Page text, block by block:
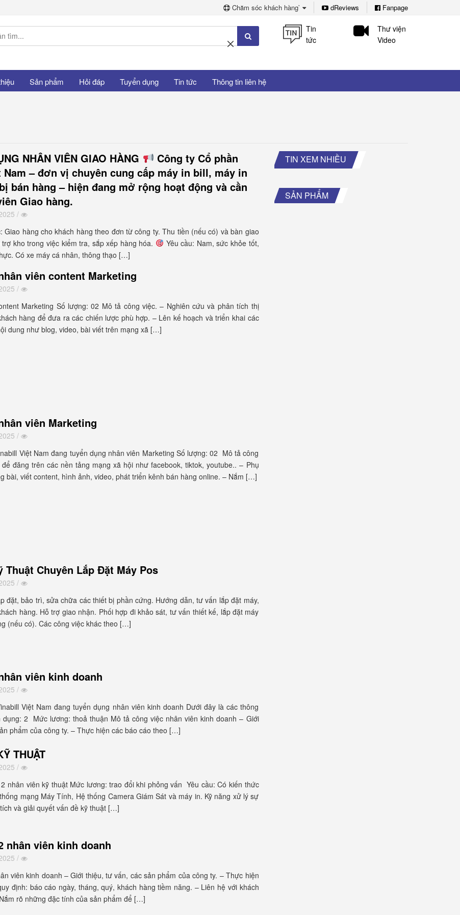
Chăm sóc khách hàng` dReviews Fanpage
Tin
tức
Thư viện
Video
Sản phẩm Hỏi đáp Tuyển dụng Tin tức Thông tin liên hệ
NHÂN VIÊN GIAO HÀNG
Công ty Cổ phần
– đơn vị chuyên cung cấp máy in bill, máy in
bán hàng – hiện đang mở rộng hoạt động và cần
Giao hàng.
/
Giao hàng cho khách hàng theo đơn từ công ty. Thu tiền (nếu có) và bàn giao
kho trong việc kiểm tra, sắp xếp hàng hóa.
Yêu cầu: Nam, sức khỏe tốt,
Có xe máy cá nhân, thông thạo […]
viên content Marketing
/
Marketing Số lượng: 02 Mô tả công việc. – Nghiên cứu và phân tích thị
hàng để đưa ra các chiến lược phù hợp. – Lên kế hoạch và triển khai các
dung như blog, video, bài viết trên mạng xã […]
viên Marketing
/
Việt Nam đang tuyển dụng nhân viên Marketing Số lượng: 02 Mô tả công
đăng trên các nền tảng mạng xã hội như facebook, tiktok, youtube.. – Phụ
bài, viết content, hình ảnh, video, phát triển kênh bán hàng online. – Nắm […]
Thuật Chuyên Lắp Đặt Máy Pos
/
đặt, bảo trì, sửa chữa các thiết bị phần cứng. Hướng dẫn, tư vấn lắp đặt máy,
hàng. Hỗ trợ giao nhận. Phối hợp đi khảo sát, tư vấn thiết kế, lắp đặt máy
(nếu có). Các công việc khác theo […]
viên kinh doanh
/
Việt Nam đang tuyển dụng nhân viên kinh doanh Dưới đây là các thông
dụng: 2 Mức lương: thoả thuận Mô tả công việc nhân viên kinh doanh – Giới
phẩm của công ty. – Thực hiện các báo cáo theo […]
THUẬT
/
nhân viên kỹ thuật Mức lương: trao đổi khi phỏng vấn Yêu cầu: Có kiến thức
mạng Máy Tính, Hệ thống Camera Giám Sát và máy in. Kỹ năng xử lý sự
và giải quyết vấn đề kỹ thuật […]
nhân viên kinh doanh
/
viên kinh doanh – Giới thiệu, tư vấn, các sản phẩm của công ty. – Thực hiện
định: báo cáo ngày, tháng, quý, khách hàng tiềm năng. – Liên hệ với khách
rõ những đặc tính của sản phẩm để […]
TIN XEM NHIỀU
SẢN PHẨM